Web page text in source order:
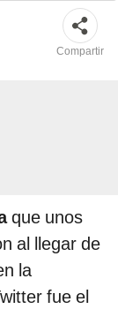
Compartir
que unos
al llegar de
la
fue el